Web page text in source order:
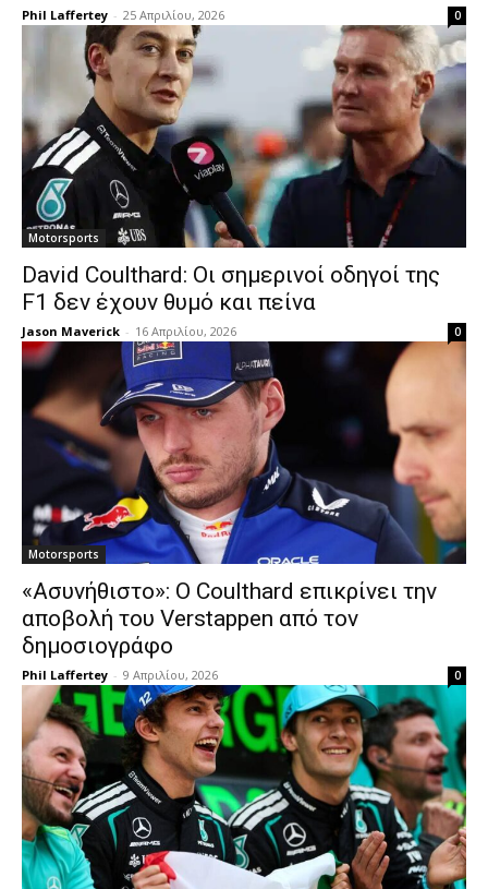
Phil Laffertey - 25 Απριλίου, 2026 0
Motorsports
David Coulthard: Οι σημερινοί οδηγοί της
F1 δεν έχουν θυμό και πείνα
Jason Maverick - 16 Απριλίου, 2026 0
Motorsports
«Ασυνήθιστο»: Ο Coulthard επικρίνει την
αποβολή του Verstappen από τον
δημοσιογράφο
Phil Laffertey - 9 Απριλίου, 2026 0